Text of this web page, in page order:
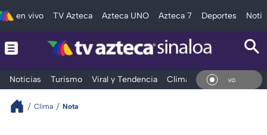
en vivo TV Azteca Azteca UNO Azteca 7 Deportes
Noticias Turismo Viral y Tendencia Clima Deportes
En Vivo
Clima Nota